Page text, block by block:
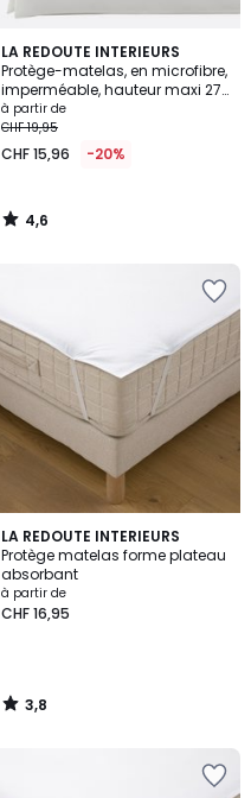
LA REDOUTE INTERIEURS
Protège-matelas, en microfibre,
imperméable, hauteur maxi 27
cm
à partir de
CHF 19,95
CHF 15,96 -20%
4,6
/ 5
4,6
/
LA REDOUTE INTERIEURS
Protège matelas forme plateau
absorbant
à partir de
CHF 16,95
3,8
/ 5
3,8
/